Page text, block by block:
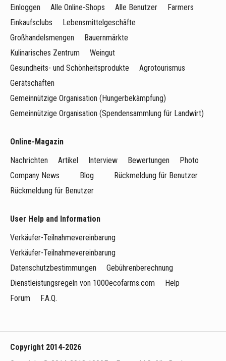
Einloggen
Alle Online-Shops Alle Benutzer
Farmers
Einkaufsclubs
Lebensmittelgeschäfte
Großhandelsmengen
Bauernmärkte
Kulinarisches Zentrum
Weingut
Gesundheits- und Schönheitsprodukte
Agrotourismus
Gerätschaften
Gemeinnützige Organisation (Hungerbekämpfung)
Gemeinnützige Organisation (Spendensammlung für Landwirt)
Online-Magazin
Nachrichten
Artikel Interview Bewertungen
Photo
Company News
Blog
Rückmeldung für Benutzer
Rückmeldung für Benutzer
User Help and Information
Verkäufer-Teilnahmevereinbarung
Verkäufer-Teilnahmevereinbarung
Datenschutzbestimmungen
Gebührenberechnung
Dienstleistungsregeln von 1000ecofarms.com
Help
Forum
F.A.Q.
Copyright 2014-2026